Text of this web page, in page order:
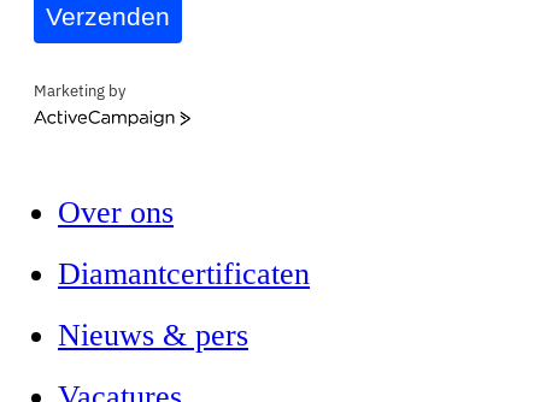
Verzenden
Marketing by
ActiveCampaign
Over ons
Diamantcertificaten
Nieuws & pers